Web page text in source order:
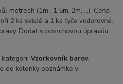
metrech (1m , 1.5m, 2m, ...). Cena
2 ks svislé a 1 ks tyče vodorovné.
Dodat s povrchovou úpravöu
kategoriiVzorkovník barev.
do kolonky poznámka v